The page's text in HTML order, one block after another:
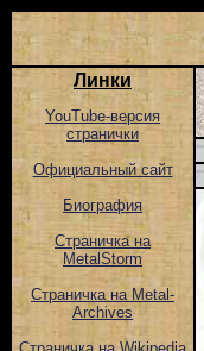
Линки
YouTube-версия
странички
Официальный сайт
Биография
Страничка на
MetalStorm
Страничка на Metal-
Archives